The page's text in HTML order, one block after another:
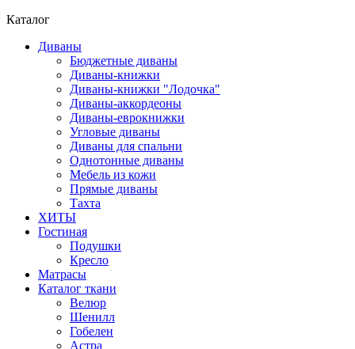
Каталог
Диваны
Бюджетные диваны
Диваны-книжки
Диваны-книжки "Лодочка"
Диваны-аккордеоны
Диваны-еврокнижки
Угловые диваны
Диваны для спальни
Однотонные диваны
Мебель из кожи
Прямые диваны
Тахта
ХИТЫ
Гостиная
Подушки
Кресло
Матрасы
Каталог ткани
Велюр
Шенилл
Гобелен
Астра